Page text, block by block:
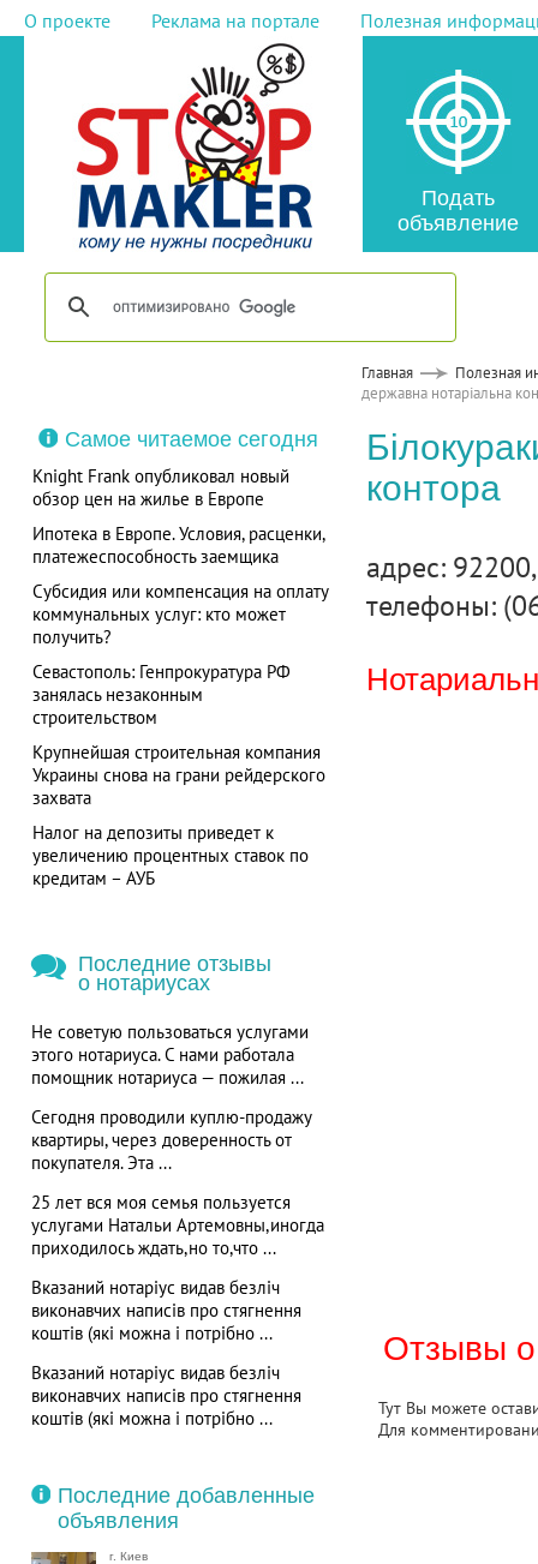
О проекте Реклама на портале Полезная
Подать
объявление
Главная
Полезная
державна нотаріальна
Самое читаемое сегодня
Knight Frank опубликовал новый
обзор цен на жилье в Европе
Ипотека в Европе. Условия, расценки,
платежеспособность заемщика
Субсидия или компенсация на оплату
коммунальных услуг: кто может
получить?
Севастополь: Генпрокуратура РФ
занялась незаконным
строительством
Крупнейшая строительная компания
Украины снова на грани рейдерского
захвата
Налог на депозиты приведет к
увеличению процентных ставок по
кредитам – АУБ
Последние отзывы
о нотариусах
Не советую пользоваться услугами
этого нотариуса. С нами работала
помощник нотариуса — пожилая ...
Сегодня проводили куплю-продажу
квартиры, через доверенность от
покупателя. Эта ...
25 лет вся моя семья пользуется
услугами Натальи Артемовны,иногда
приходилось ждать,но то,что ...
Вказаний нотаріус видав безліч
виконавчих написів про стягнення
коштів (які можна і потрібно ...
Вказаний нотаріус видав безліч
виконавчих написів про стягнення
коштів (які можна і потрібно ...
Последние добавленные
объявления
г. Киев
контора
адрес: 92200,
телефоны:
Отзывы о
Тут Вы можете
Для